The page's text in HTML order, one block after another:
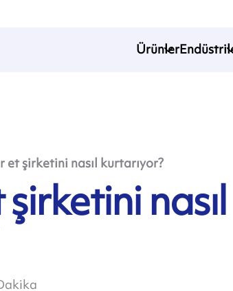
Ürünler
et şirketini nasıl kurtarıyor?
nasıl